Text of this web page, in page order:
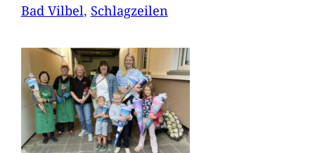
Bad Vilbel, Schlagzeilen